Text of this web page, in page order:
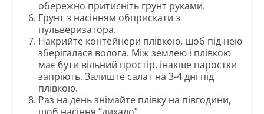
обережно притисніть грунт руками.
Грунт з насінням обприскати з
пульверизатора.
Накрийте контейнери плівкою, щоб під нею
зберігалася волога. Між землею і плівкою
має бути вільний простір, інакше паростки
запріють. Залиште салат на 3-4 дні під
плівкою.
Раз на день знімайте плівку на півгодини,